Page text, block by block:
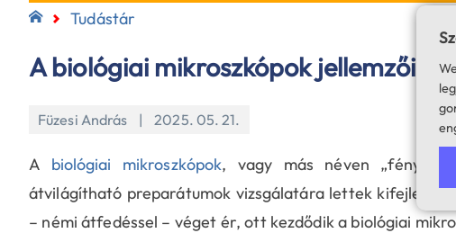
Tudástár
A biológiai mikroszkópok jellemzői
Füzesi András | 2025. 05. 21.
A biológiai mikroszkópok, vagy más néven „fény
átvilágítható preparátumok vizsgálatára lettek
– némi átfedéssel – véget ér, ott kezdődik a biológiai